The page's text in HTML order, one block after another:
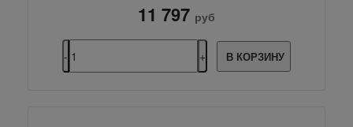
11 797 руб
В КОРЗИНУ